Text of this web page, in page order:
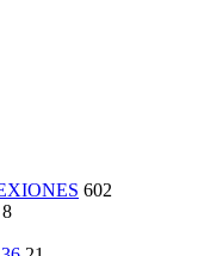
602
8